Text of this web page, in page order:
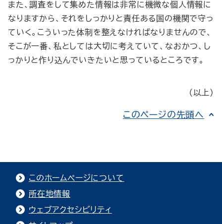
また、調査をして集めた情報は非常に機微な個人情報に
なりますから、それをしっかりと責任ある国の機関で守っ
ていく。こういった体制を整えなければなりませんので、
そこが一番、私としては大切に考えていて、なおかつ、し
っかりと作り込んでいきたいと思っているところです。
（以上）
このページの先頭へ
このホームページについて
所在地情報
ウェブアクセシビリティ